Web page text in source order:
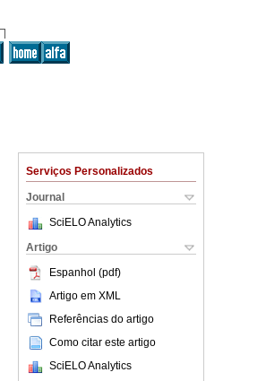
Serviços Personalizados
Journal
SciELO Analytics
Artigo
Espanhol (pdf)
Artigo em XML
Referências do artigo
Como citar este artigo
SciELO Analytics